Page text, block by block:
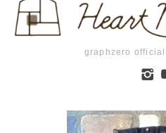
graphzero